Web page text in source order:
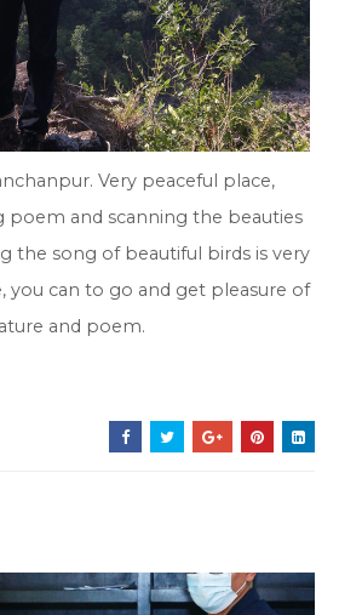
Very peaceful place,
poem and scanning the beauties
the song of beautiful birds is very
you can to go and get pleasure of
and poem.